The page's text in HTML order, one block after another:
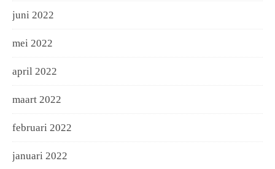
juni 2022
mei 2022
april 2022
maart 2022
februari 2022
januari 2022